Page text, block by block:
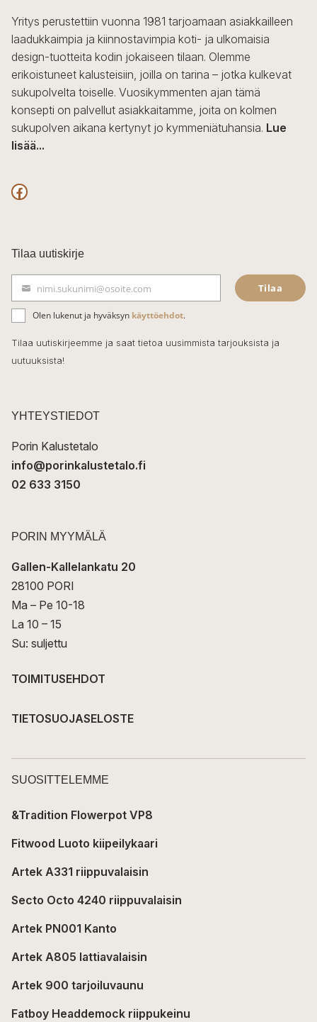
Yritys perustettiin vuonna 1981 tarjoamaan asiakkailleen
laadukkaimpia ja kiinnostavimpia koti- ja ulkomaisia
design-tuotteita kodin jokaiseen tilaan. Olemme
erikoistuneet kalusteisiin, joilla on tarina – jotka kulkevat
sukupolvelta toiselle. Vuosikymmenten ajan tämä
konsepti on palvellut asiakkaitamme, joita on kolmen
sukupolven aikana kertynyt jo kymmeniätuhansia. Lue
lisää...
F
c
e
b
o
o
k
Tilaa uutiskirje
ä
h
k
t
nimi.sukunimi@osoite.com Tilaa
Olen lukenut ja hyväksyn käyttöehdot.
Tilaa uutiskirjeemme ja saat tietoa uusimmista tarjouksista ja
uutuuksista!
YHTEYSTIEDOT
Porin Kalustetalo
info@porinkalustetalo.fi
02 633 3150
PORIN MYYMÄLÄ
Gallen-Kallelankatu 20
28100 PORI
Ma – Pe 10-18
La 10 – 15
Su: suljettu
TOIMITUSEHDOT
TIETOSUOJASELOSTE
SUOSITTELEMME
&Tradition Flowerpot VP8
Fitwood Luoto kiipeilykaari
Artek A331 riippuvalaisin
Secto Octo 4240 riippuvalaisin
Artek PN001 Kanto
Artek A805 lattiavalaisin
Artek 900 tarjoiluvaunu
Fatboy Headdemock riippukeinu